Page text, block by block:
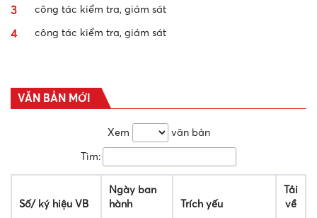
3 công tác kiểm tra, giám sát
4 công tác kiểm tra, giám sát
VĂN BẢN MỚI
Xem
văn bản
Tìm:
Số/ ký hiệu VB
Ngày ban
hành
Trích yếu
Tải
về